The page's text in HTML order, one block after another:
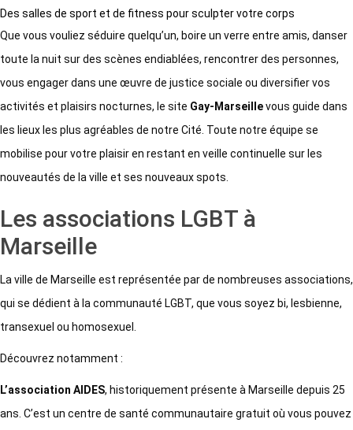
Des salles de sport et de fitness pour sculpter votre corps
Que vous vouliez séduire quelqu’un, boire un verre entre amis, danser
toute la nuit sur des scènes endiablées, rencontrer des personnes,
vous engager dans une œuvre de justice sociale ou diversifier vos
activités et plaisirs nocturnes, le site Gay-Marseillevous guide dans
les lieux les plus agréables de notre Cité. Toute notre équipe se
mobilise pour votre plaisir en restant en veille continuelle sur les
nouveautés de la ville et ses nouveaux spots.
Les associations LGBT à
Marseille
La ville de Marseille est représentée par de nombreuses associations,
qui se dédient à la communauté LGBT, que vous soyez bi, lesbienne,
transexuel ou homosexuel.
Découvrez notamment :
L’association AIDES, historiquement présente à Marseille depuis 25
ans. C’est un centre de santé communautaire gratuit où vous pouvez